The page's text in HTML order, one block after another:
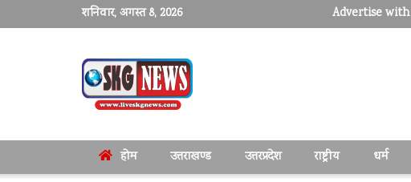
शनिवार, अगस्त 8, 2026 Advertise
होम उत्तराखण्ड उत्तरप्रदेश राष्ट्रीय धर्म